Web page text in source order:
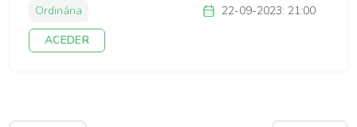
Ordinária
22-09-2023: 21:00
ACEDER